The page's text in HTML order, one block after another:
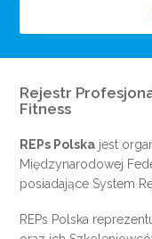
Rejestr
Fitness
REPs Polska jest
Międzynarodowej
posiadające System
REPs Polska